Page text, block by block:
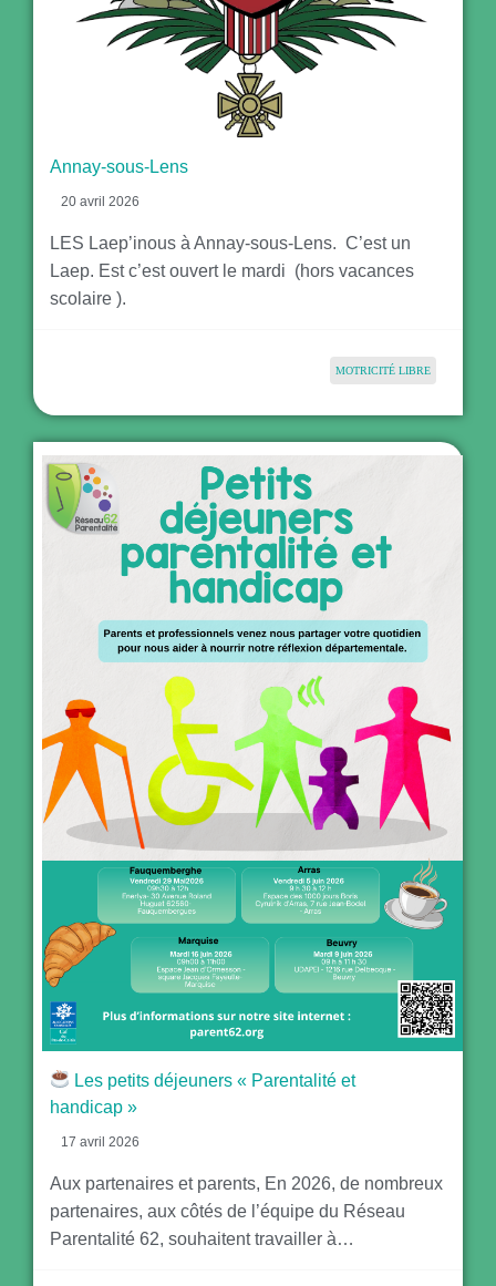
Annay-sous-Lens
20 avril 2026
LES Laep’inous à Annay-sous-Lens. C’est un
Laep. Est c’est ouvert le mardi (hors vacances
scolaire ).
MOTRICITÉ LIBRE
Les petits déjeuners « Parentalité et
handicap »
17 avril 2026
Aux partenaires et parents, En 2026, de nombreux
partenaires, aux côtés de l’équipe du Réseau
Parentalité 62, souhaitent travailler à…